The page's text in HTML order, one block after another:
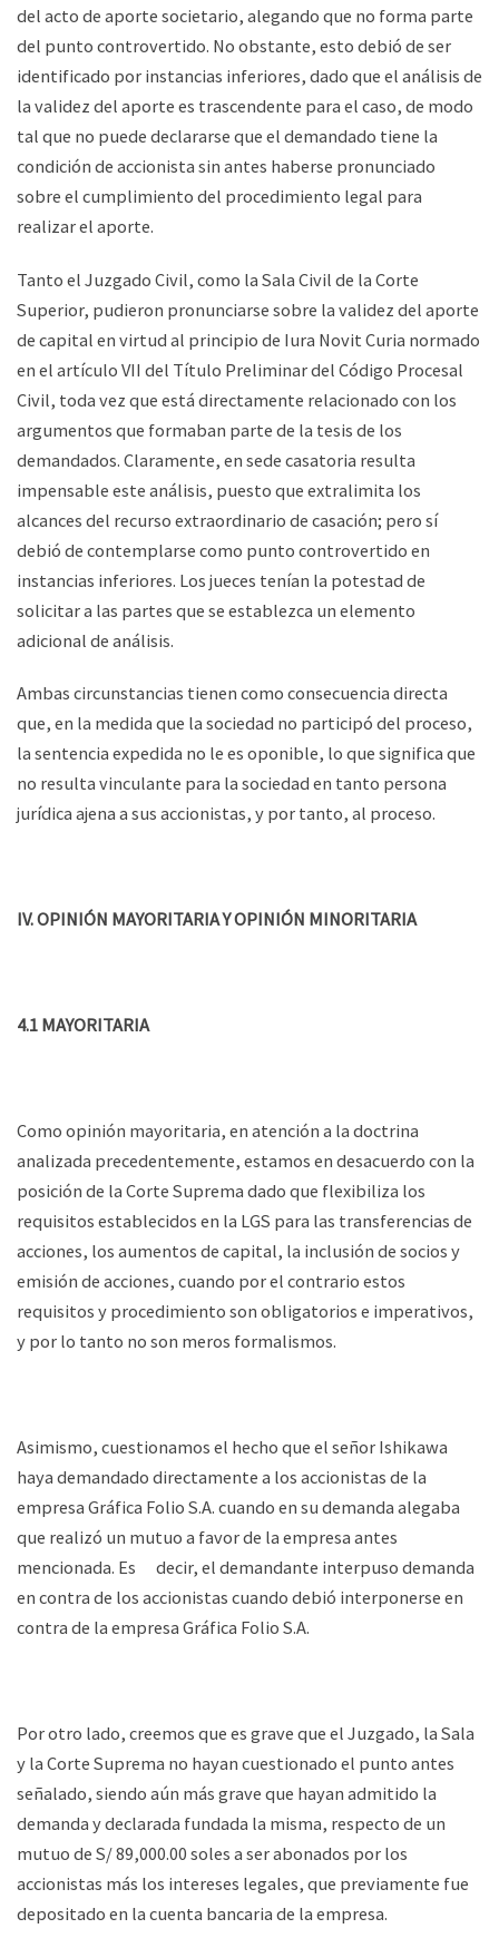
del acto de aporte societario, alegando que no forma parte
del punto controvertido. No obstante, esto debió de ser
identificado por instancias inferiores, dado que el análisis de
la validez del aporte es trascendente para el caso, de modo
tal que no puede declararse que el demandado tiene la
condición de accionista sin antes haberse pronunciado
sobre el cumplimiento del procedimiento legal para
realizar el aporte.
Tanto el Juzgado Civil, como la Sala Civil de la Corte
Superior, pudieron pronunciarse sobre la validez del aporte
de capital en virtud al principio de Iura Novit Curia normado
en el artículo VII del Título Preliminar del Código Procesal
Civil, toda vez que está directamente relacionado con los
argumentos que formaban parte de la tesis de los
demandados. Claramente, en sede casatoria resulta
impensable este análisis, puesto que extralimita los
alcances del recurso extraordinario de casación; pero sí
debió de contemplarse como punto controvertido en
instancias inferiores. Los jueces tenían la potestad de
solicitar a las partes que se establezca un elemento
adicional de análisis.
Ambas circunstancias tienen como consecuencia directa
que, en la medida que la sociedad no participó del proceso,
la sentencia expedida no le es oponible, lo que significa que
no resulta vinculante para la sociedad en tanto persona
jurídica ajena a sus accionistas, y por tanto, al proceso.
IV. OPINIÓN MAYORITARIA Y OPINIÓN MINORITARIA
4.1 MAYORITARIA
Como opinión mayoritaria, en atención a la doctrina
analizada precedentemente, estamos en desacuerdo con la
posición de la Corte Suprema dado que flexibiliza los
requisitos establecidos en la LGS para las transferencias de
acciones, los aumentos de capital, la inclusión de socios y
emisión de acciones, cuando por el contrario estos
requisitos y procedimiento son obligatorios e imperativos,
y por lo tanto no son meros formalismos.
Asimismo, cuestionamos el hecho que el señor Ishikawa
haya demandado directamente a los accionistas de la
empresa Gráfica Folio S.A. cuando en su demanda alegaba
que realizó un mutuo a favor de la empresa antes
mencionada. Es decir, el demandante interpuso demanda
en contra de los accionistas cuando debió interponerse en
contra de la empresa Gráfica Folio S.A.
Por otro lado, creemos que es grave que el Juzgado, la Sala
y la Corte Suprema no hayan cuestionado el punto antes
señalado, siendo aún más grave que hayan admitido la
demanda y declarada fundada la misma, respecto de un
mutuo de S/ 89,000.00 soles a ser abonados por los
accionistas más los intereses legales, que previamente fue
depositado en la cuenta bancaria de la empresa.